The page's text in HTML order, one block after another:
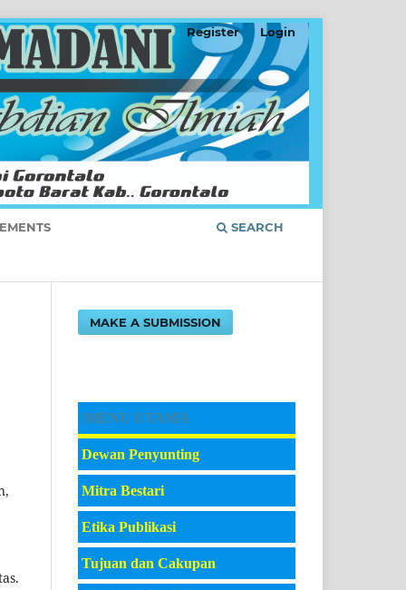
SEARCH
Register Login
MAKE A SUBMISSION
|MENU UTAMA
Dewan Penyunting
Mitra Bestari
Etika Publikasi
Tujuan dan Cakupan